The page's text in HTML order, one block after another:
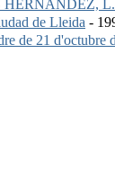
L.
de Lleida -
de 21 d'octubre